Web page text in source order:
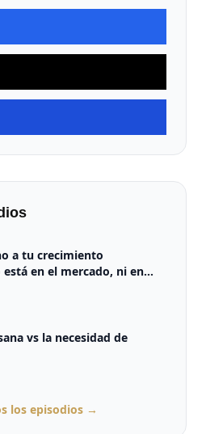
a tu crecimiento
en el mercado, ni en
en la falta de
vs la necesidad de
los episodios →